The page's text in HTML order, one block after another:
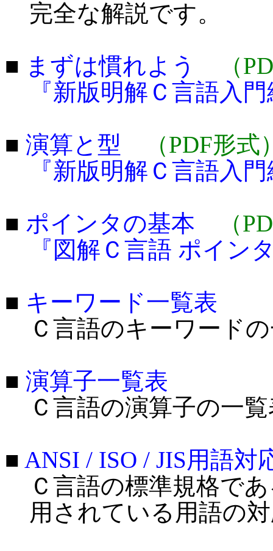
完全な解説です。
■ まずは慣れよう
（
『新版明解Ｃ言語入
■ 演算と型
（PDF形式
『新版明解Ｃ言語入
■ ポインタの基本
（
『図解Ｃ言語 ポイン
■ キーワード一覧表
Ｃ言語のキーワード
■ 演算子一覧表
Ｃ言語の演算子の一
■ ANSI / ISO / JIS用語対
Ｃ言語の標準規格で
用されている用語の